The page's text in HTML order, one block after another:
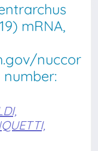
mRNA,
nuccor
number: